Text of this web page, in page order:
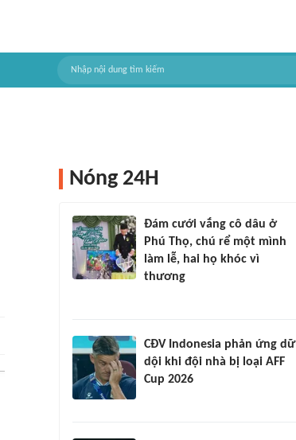
Nóng 24H
Đám cưới vắng cô dâu ở
Phú Thọ, chú rể một mình
làm lễ, hai họ khóc vì
thương
CĐV Indonesia phản ứng dữ
dội khi đội nhà bị loại AFF
Cup 2026